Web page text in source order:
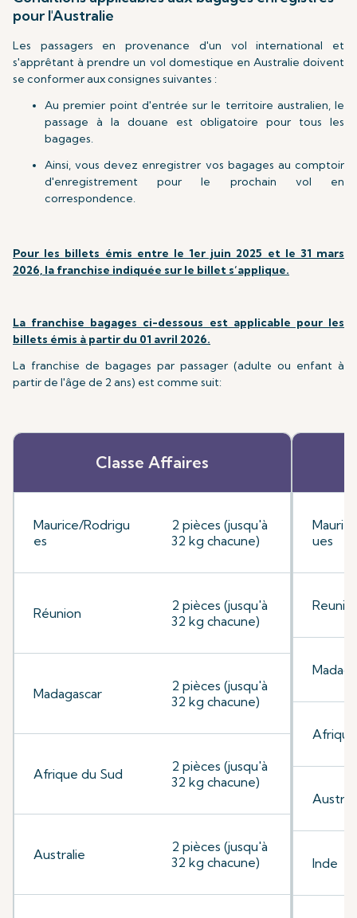
pour l'Australie
Les passagers en provenance d'un vol international et
s'apprêtant à prendre un vol domestique en Australie doivent
se conformer aux consignes suivantes :
Au premier point d'entrée sur le territoire australien, le
passage à la douane est obligatoire pour tous les
bagages.
Ainsi, vous devez enregistrer vos bagages au comptoir
d'enregistrement pour le prochain vol en
correspondence.
Pour les billets émis entre le 1er juin 2025 et le 31 mars
2026, la franchise indiquée sur le billet s’applique.
La franchise bagages ci-dessous est applicable pour les
billets émis à partir du 01 avril 2026.
La franchise de bagages par passager (adulte ou enfant à
partir de l'âge de 2 ans) est comme suit:
Classe Affaires
Maurice/Rodrigu
es
2 pièces (jusqu'à
32 kg chacune)
Réunion
2 pièces (jusqu'à
32 kg chacune)
Madagascar
2 pièces (jusqu'à
32 kg chacune)
Afrique du Sud
2 pièces (jusqu'à
32 kg chacune)
Australie
2 pièces (jusqu'à
32 kg chacune)
ues
Inde